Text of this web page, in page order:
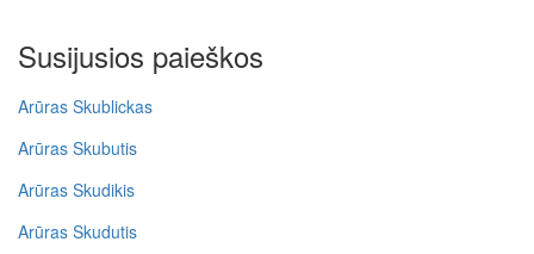
Susijusios paieškos
Arūras Skublickas
Arūras Skubutis
Arūras Skudikis
Arūras Skudutis